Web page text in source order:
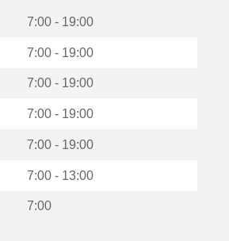
7:00 - 19:00
7:00 - 19:00
7:00 - 19:00
7:00 - 19:00
7:00 - 19:00
7:00 - 13:00
7:00